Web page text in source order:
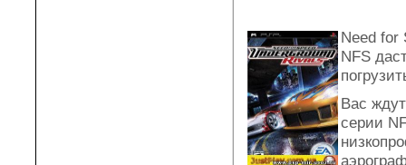
Need for
NFS
Вас
серии